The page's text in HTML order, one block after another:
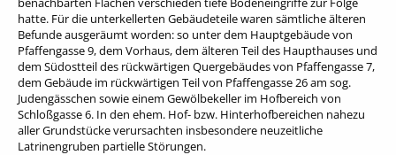
hatte. Für die unterkellerten Gebäudeteile waren sämtliche älteren
Befunde ausgeräumt worden: so unter dem Hauptgebäude von
Pfaffengasse 9, dem Vorhaus, dem älteren Teil des Haupthauses und
dem Südostteil des rückwärtigen Quergebäudes von Pfaffengasse 7,
dem Gebäude im rückwärtigen Teil von Pfaffengasse 26 am sog.
Judengässchen sowie einem Gewölbekeller im Hofbereich von
Schloßgasse 6. In den ehem. Hof- bzw. Hinterhofbereichen nahezu
aller Grundstücke verursachten insbesondere neuzeitliche
Latrinengruben partielle Störungen.